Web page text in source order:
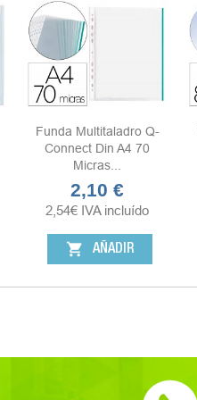
Funda Multitaladro Q-
Connect Din A4 70
Micras...
Precio
2,10 €
2,54€ IVA incluído
shopping_cart AÑADIR